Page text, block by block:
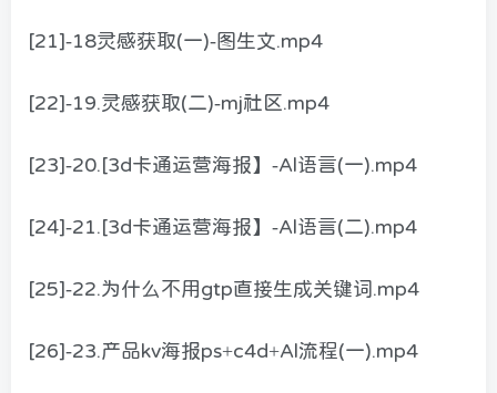
[21]-18灵感获取(一)-图生文.mp4
[22]-19.灵感获取(二)-mj社区.mp4
[23]-20.[3d卡通运营海报】-Al语言(一).mp4
[24]-21.[3d卡通运营海报】-Al语言(二).mp4
[25]-22.为什么不用gtp直接生成关键词.mp4
[26]-23.产品kv海报ps+c4d+Al流程(一).mp4